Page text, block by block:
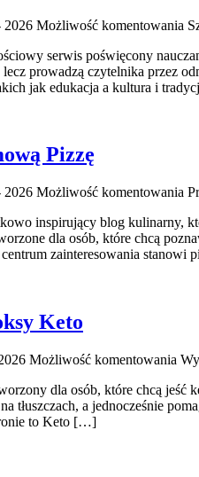
2026 Możliwość komentowania
serwis poświęcony
prowadzą czytelnika przez
jak edukacja a kultura i
Pizzę
2026 Możliwość komentowania
inspirujący blog kulinarny,
dla osób, które chcą
zainteresowania stanowi
Keto
Możliwość komentowania
dla osób, które chcą jeść
tłuszczach, a jednocześnie
to Keto […]